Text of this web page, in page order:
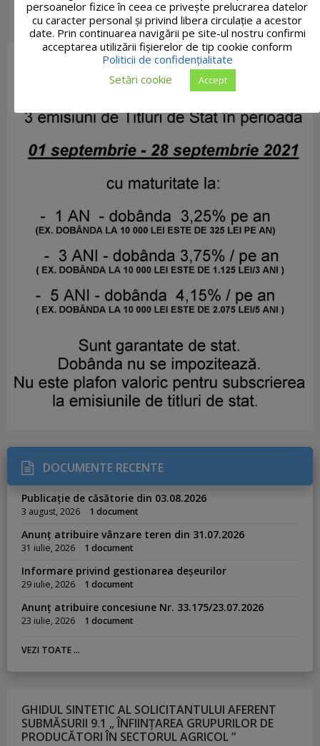
DOCUMENTE RECENTE
Publicație de căsătorie din 03.08.2026
3 august, 2026 1 document
Anunț atribuire vânzare teren din 31.07.2026
31 iulie, 2026 1 document
Informare privind gestionarea deșeurilor
29 iulie, 2026 1 document
Anunț atribuire concesiune Nr. 33.175/23.07.2026
23 iulie, 2026 1 document
VEZI TOATE ...
GHIDUL SINTETIC AL SOLICITANTULUI AFERENT
SUBMĂSURII 9.1 „ ÎNFIINȚAREA GRUPURILOR DE
PRODUCĂTORI ÎN SECTORUL AGRICOL ”
persoanelor fizice în ceea ce privește prelucrarea datelor
cu caracter personal și privind libera circulație a acestor
date. Prin continuarea navigării pe site-ul nostru confirmi
acceptarea utilizării fişierelor de tip cookie conform
Politicii de confidențialitate
Setări cookie
Accept